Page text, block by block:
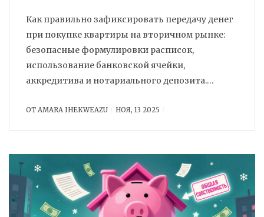
Как правильно зафиксировать передачу денег
при покупке квартиры на вторичном рынке:
безопасные формулировки расписок,
использование банковской ячейки,
аккредитива и нотариального депозита.
года.
ОТ AMARA IHEKWEAZU НОЯ, 13 2025